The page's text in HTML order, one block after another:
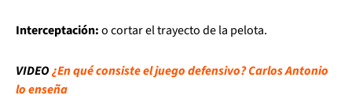
Interceptación:o cortar el trayecto de la pelota.
VIDEO¿En qué consiste el juego defensivo? Carlos Antonio
lo enseña